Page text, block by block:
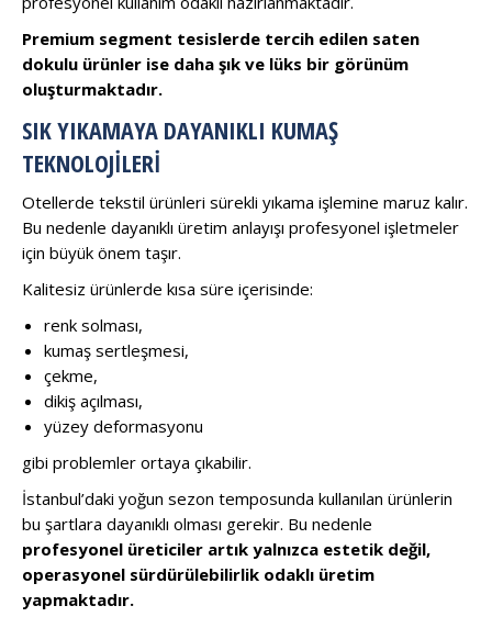
Premium segment tesislerde tercih edilen saten
dokulu ürünler ise daha şık ve lüks bir görünüm
oluşturmaktadır.
SIK YIKAMAYA DAYANIKLI KUMAŞ
TEKNOLOJILERI
Otellerde tekstil ürünleri sürekli yıkama işlemine maruz kalır.
Bu nedenle dayanıklı üretim anlayışı profesyonel işletmeler
için büyük önem taşır.
Kalitesiz ürünlerde kısa süre içerisinde:
renk solması,
kumaş sertleşmesi,
çekme,
dikiş açılması,
yüzey deformasyonu
gibi problemler ortaya çıkabilir.
İstanbul’daki yoğun sezon temposunda kullanılan ürünlerin
bu şartlara dayanıklı olması gerekir. Bu nedenle
profesyonel üreticiler artık yalnızca estetik değil,
operasyonel sürdürülebilirlik odaklı üretim
yapmaktadır.